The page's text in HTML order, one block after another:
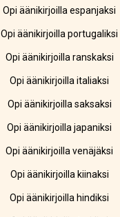
Opi äänikirjoilla espanjaksi
Opi äänikirjoilla portugaliksi
Opi äänikirjoilla ranskaksi
Opi äänikirjoilla italiaksi
Opi äänikirjoilla saksaksi
Opi äänikirjoilla japaniksi
Opi äänikirjoilla venäjäksi
Opi äänikirjoilla kiinaksi
Opi äänikirjoilla hindiksi